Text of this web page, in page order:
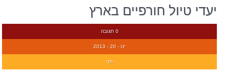
יעדי טיול חורפיים בארץ
0 תגובה
ינו - 20 - 2013
חני